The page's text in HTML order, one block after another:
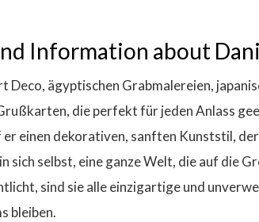
Information about
Deco, ägyptischen Grabmalereien,
die perfekt für jeden Anlass
einen dekorativen, sanften Kunststil,
sich selbst, eine ganze Welt, die auf die
sind sie alle einzigartige und
bleiben.